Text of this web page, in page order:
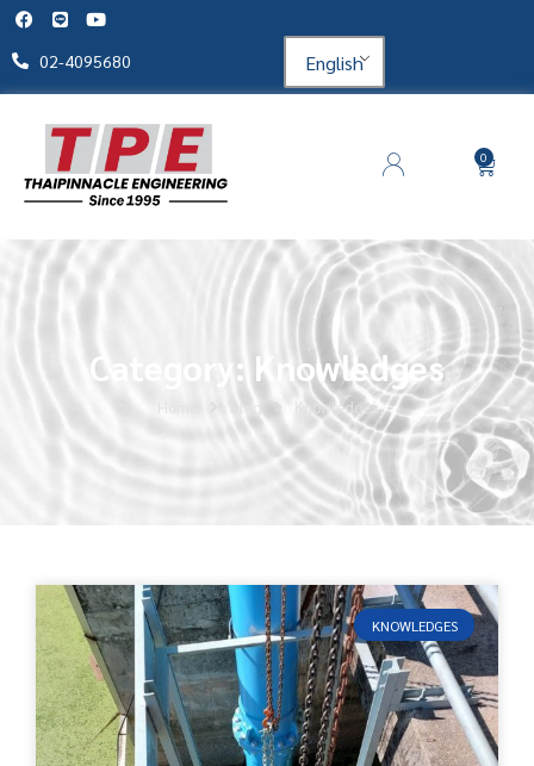
02-4095680 English
0
Category: Knowledges
Blog Knowledges
KNOWLEDGES